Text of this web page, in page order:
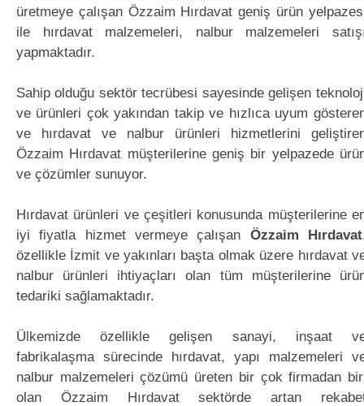
üretmeye çalışan Özzaim Hırdavat geniş ürün
ile hırdavat malzemeleri, nalbur malzemeleri
yapmaktadır.
Sahip olduğu sektör tecrübesi sayesinde gelişen
ve ürünleri çok yakından takip ve hızlıca uyum
ve hırdavat ve nalbur ürünleri hizmetlerini
Özzaim Hırdavat müşterilerine geniş bir yelpazede
ve çözümler sunuyor.
Hırdavat ürünleri ve çeşitleri konusunda müşterilerine
iyi fiyatla hizmet vermeye çalışan Özzaim Hırdavat
özellikle İzmit ve yakınları başta olmak üzere hırdavat
nalbur ürünleri ihtiyaçları olan tüm müşterilerine
tedariki sağlamaktadır.
Ülkemizde özellikle gelişen sanayi, inşaat
fabrikalaşma sürecinde hırdavat, yapı malzemeleri
nalbur malzemeleri çözümü üreten bir çok firmadan
olan Özzaim Hırdavat sektörde artan